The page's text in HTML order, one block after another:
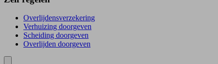
Overlijdensverzekering
Verhuizing doorgeven
Scheiding doorgeven
Overlijden doorgeven